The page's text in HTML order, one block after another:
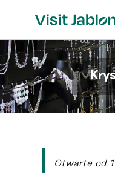
Otwarte od